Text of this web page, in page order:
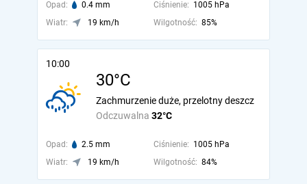
Opad: 0.4 mm Ciśnienie: 1005 hPa
Wiatr:
19 km/h Wilgotność: 85%
10:00
30°C
Odczuwalna 32°C
Zachmurzenie duże, przelotny deszcz
Opad: 2.5 mm Ciśnienie: 1005 hPa
Wiatr:
19 km/h Wilgotność: 84%